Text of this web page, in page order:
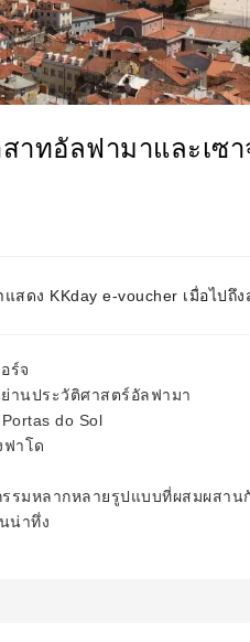
าทอัลฟามาและเซา
สดง KKday e-voucher เมื่อไปถึ
ร์จ
านประวัติศาสตร์อัลฟามา
do Sol
ฟาโด
รมหลากหลายรูปแบบที่ผสมผสาน
น่าทึ่ง